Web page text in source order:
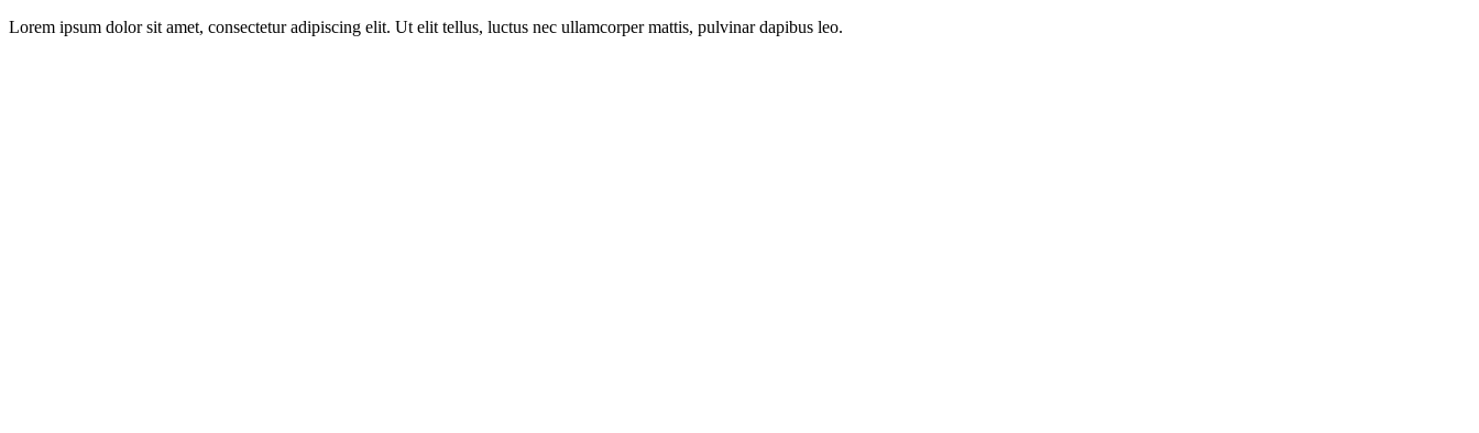
Lorem ipsum dolor sit amet, consectetur adipiscing elit. Ut elit tellus, luctus nec ullamcorper mattis, pulvinar dapibus leo.